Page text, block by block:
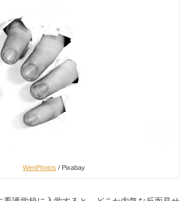
WenPhotos / Pixabay